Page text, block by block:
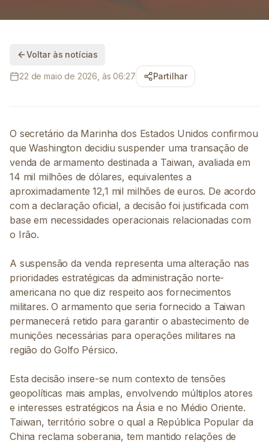
Voltar às notícias
22 de maio de 2026, às 06:27 Partilhar
O secretário da Marinha dos Estados Unidos confirmou
que Washington decidiu suspender uma transação de
venda de armamento destinada a Taiwan, avaliada em
14 mil milhões de dólares, equivalentes a
aproximadamente 12,1 mil milhões de euros. De acordo
com a declaração oficial, a decisão foi justificada com
base em necessidades operacionais relacionadas com
o Irão.
A suspensão da venda representa uma alteração nas
prioridades estratégicas da administração norte-
americana no que diz respeito aos fornecimentos
militares. O armamento que seria fornecido a Taiwan
permanecerá retido para garantir o abastecimento de
munições necessárias para operações militares na
região do Golfo Pérsico.
Esta decisão insere-se num contexto de tensões
geopolíticas mais amplas, envolvendo múltiplos atores
e interesses estratégicos na Ásia e no Médio Oriente.
Taiwan, território sobre o qual a República Popular da
China reclama soberania, tem mantido relações de